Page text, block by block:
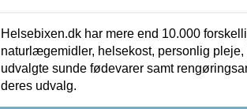
Helsebixen.dk har mere end 10.000
naturlægemidler, helsekost, personlig
udvalgte sunde fødevarer samt
deres udvalg.